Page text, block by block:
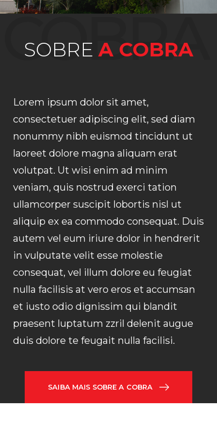
COBRA
SOBREA COBRA
Lorem ipsum dolor sit amet,
consectetuer adipiscing elit, sed diam
nonummy nibh euismod tincidunt ut
laoreet dolore magna aliquam erat
volutpat. Ut wisi enim ad minim
veniam, quis nostrud exerci tation
ullamcorper suscipit lobortis nisl ut
aliquip ex ea commodo consequat. Duis
autem vel eum iriure dolor in hendrerit
in vulputate velit esse molestie
consequat, vel illum dolore eu feugiat
nulla facilisis at vero eros et accumsan
et iusto odio dignissim qui blandit
praesent luptatum zzril delenit augue
duis dolore te feugait nulla facilisi.
SAIBA MAIS SOBRE A COBRA